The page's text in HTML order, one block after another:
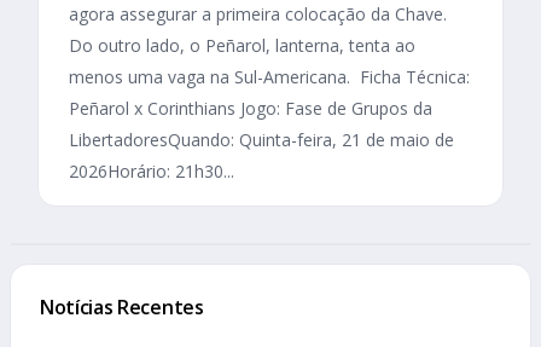
agora assegurar a primeira colocação da Chave.
Do outro lado, o Peñarol, lanterna, tenta ao
menos uma vaga na Sul-Americana. Ficha Técnica:
Peñarol x Corinthians Jogo: Fase de Grupos da
LibertadoresQuando: Quinta-feira, 21 de maio de
2026Horário: 21h30...
Notícias Recentes